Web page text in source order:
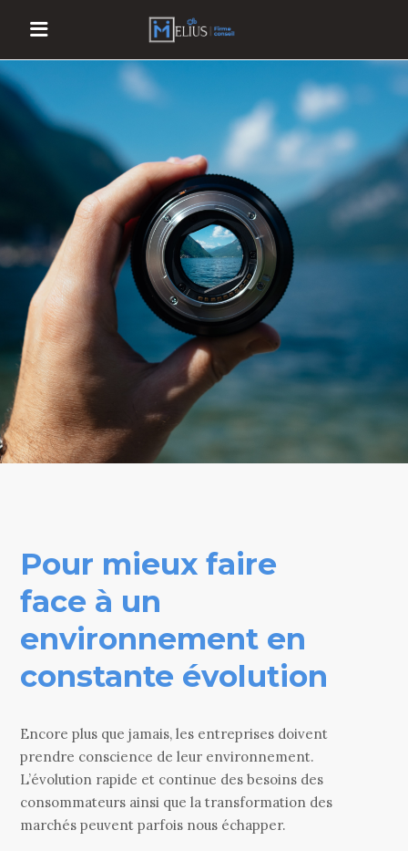
Pour mieux faire
face à un
environnement en
constante évolution
Encore plus que jamais, les entreprises doivent
prendre conscience de leur environnement.
L’évolution rapide et continue des besoins des
consommateurs ainsi que la transformation des
marchés peuvent parfois nous échapper.